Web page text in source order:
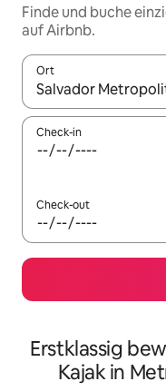
Finde und buche
auf Airbnb.
Ort
Wenn Ergebnisse
Check-in
Check-out
Erstklassig
Kajak in